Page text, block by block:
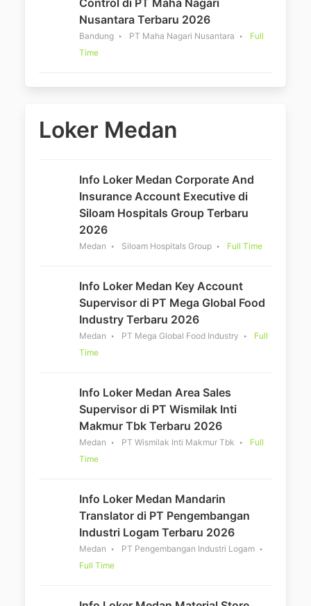
Nusantara Terbaru 2026
Bandung PT Maha Nagari Nusantara
Full
Time
Loker Medan
Info Loker Medan Corporate And
Insurance Account Executive di
Siloam Hospitals Group Terbaru
2026
Medan Siloam Hospitals Group Full Time
Info Loker Medan Key Account
Supervisor di PT Mega Global Food
Industry Terbaru 2026
Medan PT Mega Global Food Industry
Full
Time
Info Loker Medan Area Sales
Supervisor di PT Wismilak Inti
Makmur Tbk Terbaru 2026
Medan PT Wismilak Inti Makmur Tbk
Full
Time
Info Loker Medan Mandarin
Translator di PT Pengembangan
Industri Logam Terbaru 2026
Medan
PT Pengembangan Industri Logam
Full Time